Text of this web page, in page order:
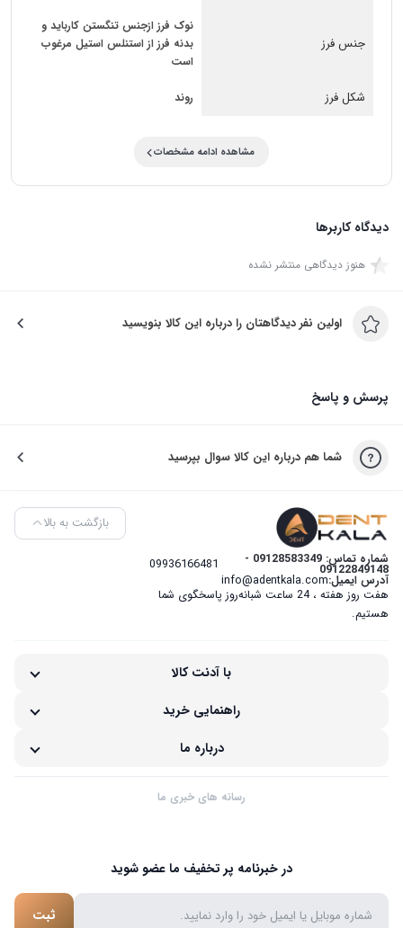
جنس فرز
نوک فرز ازجنس تنگستن کارباید و
بدنه فرز از استنلس استیل مرغوب
است
شکل فرز روند
مشاهده ادامه مشخصات
دیدگاه کاربرها
هنوز دیدگاهی منتشر نشده
اولین نفر دیدگاهتان را درباره این کالا بنویسید
پرسش و پاسخ
شما هم درباره این کالا سوال بپرسید
شماره تماس: 09128583349 -
09122849148
09936166481
آدرس ایمیل:info@adentkala.com
هفت روز هفته ، 24 ساعت شبانه‌روز پاسخگوی شما
هستیم.
بازگشت به بالا
با آدنت کالا
راهنمایی خرید
درباره ما
رسانه های خبری ما
در خبرنامه پر تخفیف ما عضو شوید
ثبت